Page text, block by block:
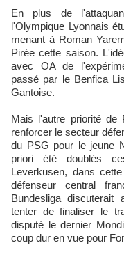
En plus de
l'Olympique Lyonnais
menant à Roman
Pirée cette saison.
avec OA de
passé par le Benfica
Gantoise.
Mais l'autre priorité de
renforcer le secteur
du PSG pour le jeune
priori été doublés
Leverkusen, dans
défenseur central
Bundesliga
tenter de finaliser le
disputé le dernier
coup dur en vue pour